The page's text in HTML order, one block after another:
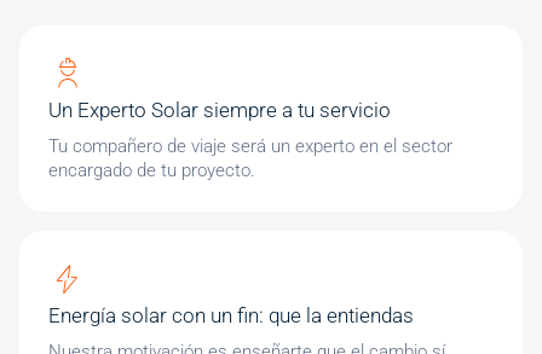
Un Experto Solar siempre a tu servicio
Tu compañero de viaje será un experto en el sector
encargado de tu proyecto.
Energía solar con un fin: que la entiendas